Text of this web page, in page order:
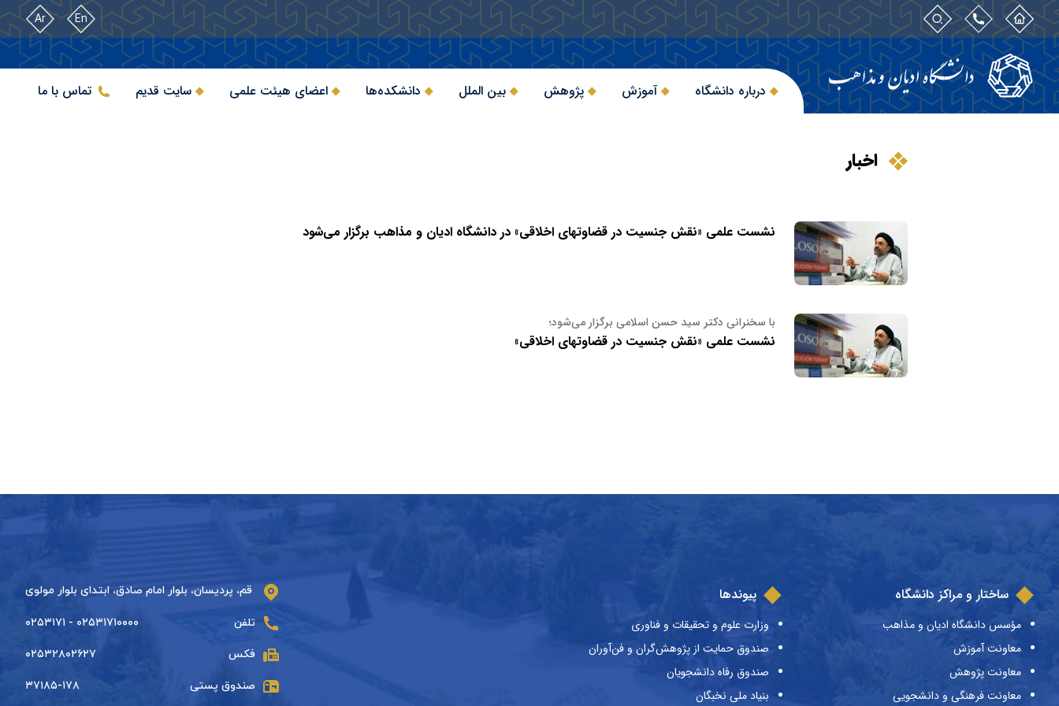
En
Ar
درباره دانشگاه آموزش پژوهش بین الملل دانشکده‌ها اعضای هیئت علمی سایت قدیم تماس با ما
اخبار
نشست علمی «نقش جنسیت در قضاوتهای اخلاقی» در دانشگاه ادیان و مذاهب برگزار می‌شود
با سخنرانی دکتر سید حسن اسلامی برگزار می‌شود؛
نشست علمی «نقش جنسیت در قضاوتهای اخلاقی»
ساختار و مراکز دانشگاه
مؤسس دانشگاه ادیان و مذاهب
معاونت آموزش
معاونت پژوهش
معاونت فرهنگی و دانشجویی
پیوندها
وزارت علوم و تحقیقات و فناوری
صندوق حمایت از پژوهش‌گران و فن‌آوران
صندوق رفاه دانشجویان
بنیاد ملی نخبگان
قم، پردیسان، بلوار امام صادق، ابتدای بلوار مولوی
تلفن ۰۲۵۳۱۷۱۰۰۰۰ - ۰۲۵۳۱۷۱
فکس ۰۲۵۳۲۸۰۲۶۲۷
صندوق پستی ۳۷۱۸۵-۱۷۸